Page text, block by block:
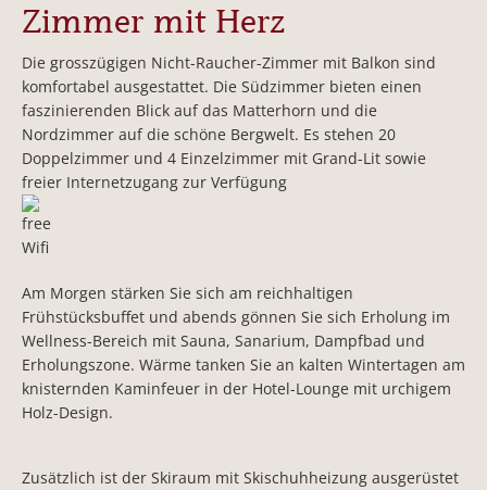
Zimmer mit Herz
Die grosszügigen Nicht-Raucher-Zimmer mit Balkon sind
komfortabel ausgestattet. Die Südzimmer bieten einen
faszinierenden Blick auf das Matterhorn und die
Nordzimmer auf die schöne Bergwelt. Es stehen 20
Doppelzimmer und 4 Einzelzimmer mit Grand-Lit sowie
freier Internetzugang zur Verfügung
Am Morgen stärken Sie sich am reichhaltigen
Frühstücksbuffet und abends gönnen Sie sich Erholung im
Wellness-Bereich mit Sauna, Sanarium, Dampfbad und
Erholungszone. Wärme tanken Sie an kalten Wintertagen am
knisternden Kaminfeuer in der Hotel-Lounge mit urchigem
Holz-Design.
Zusätzlich ist der Skiraum mit Skischuhheizung ausgerüstet